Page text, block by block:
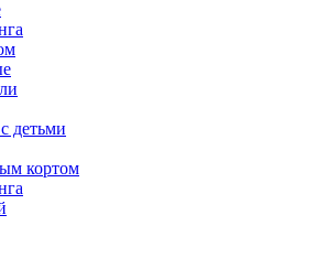
детьми
кортом